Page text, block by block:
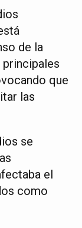
de la
principales
que
las
se
el
como